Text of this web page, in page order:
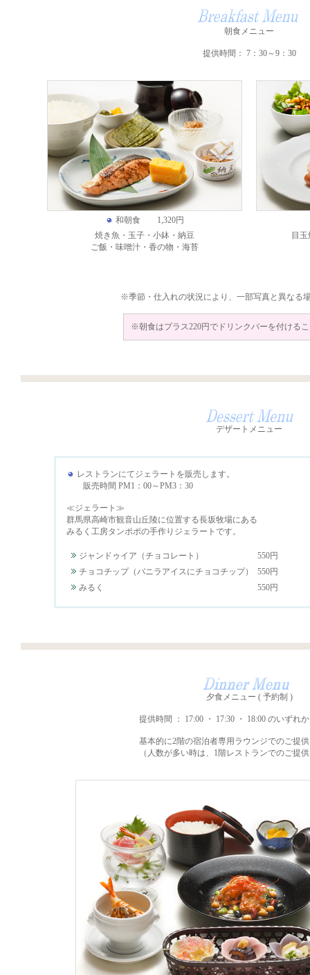
朝食メニュー
提供時間： 7：30～9：30
和朝食 1,320円
焼き魚・玉子・小鉢・納豆
ご飯・味噌汁・香の物・海苔
目
※季節・仕入れの状況により、一部写真と異なる
※朝食はプラス220円でドリンクバーを付ける
デザートメニュー
レストランにてジェラートを販売します。
販売時間 PM1：00～PM3：30
≪ジェラート≫
群馬県高崎市観音山丘陵に位置する長坂牧場にある
みるく工房タンポポの手作りジェラートです。
ジャンドゥイア（チョコレート）
550円
チョコチップ（バニラアイスにチョコチップ）
550円
みるく
550円
夕食メニュー ( 予約制 )
提供時間 ： 17:00 ・ 17:30 ・ 18:00 のいずれ
基本的に2階の宿泊者専用ラウンジでのご提
（人数が多い時は、1階レストランでのご提